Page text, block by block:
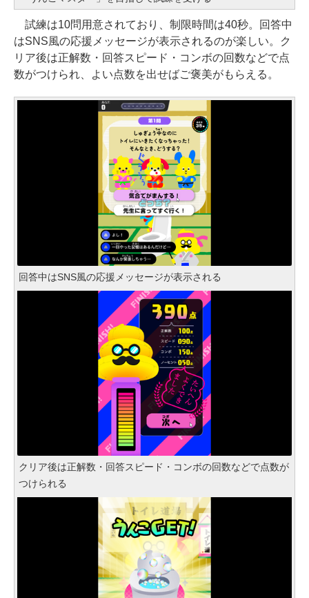
試練は10問用意されており、制限時間は40秒。回答中
はSNS風の応援メッセージが表示されるのが楽しい。ク
リア後は正解数・回答スピード・コンボの回数などで点
数がつけられ、よい点数を出せばご褒美がもらえる。
回答中はSNS風の応援メッセージが表示される
クリア後は正解数・回答スピード・コンボの回数などで点数が
つけられる